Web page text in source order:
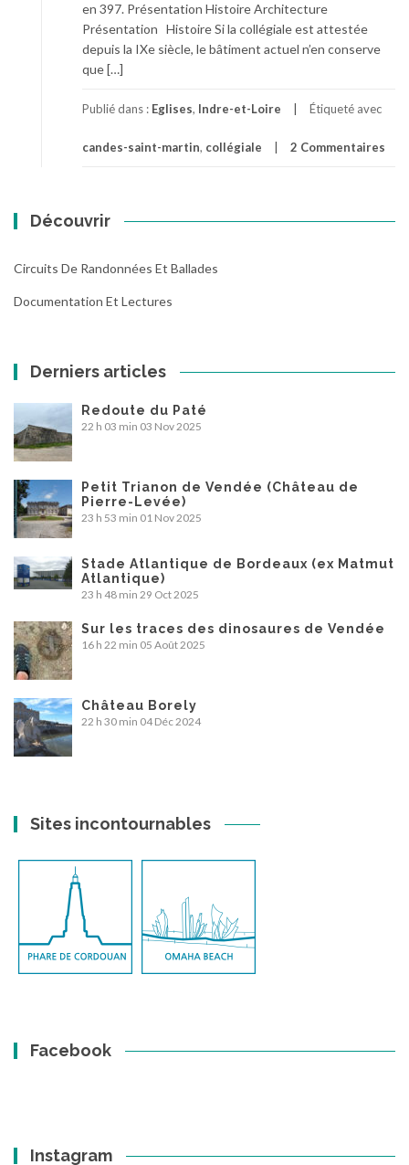
en 397. Présentation Histoire Architecture
Présentation Histoire Si la collégiale est attestée
depuis la IXe siècle, le bâtiment actuel n’en conserve
que […]
Publié dans : Eglises, Indre-et-Loire Étiqueté avec
candes-saint-martin, collégiale 2 Commentaires
Découvrir
Circuits De Randonnées Et Ballades
Documentation Et Lectures
Derniers articles
Redoute du Paté
22 h 03 min 03 Nov 2025
Petit Trianon de Vendée (Château de
Pierre-Levée)
23 h 53 min 01 Nov 2025
Stade Atlantique de Bordeaux (ex Matmut
Atlantique)
23 h 48 min 29 Oct 2025
Sur les traces des dinosaures de Vendée
16 h 22 min 05 Août 2025
Château Borely
22 h 30 min 04 Déc 2024
Sites incontournables
Facebook
Instagram